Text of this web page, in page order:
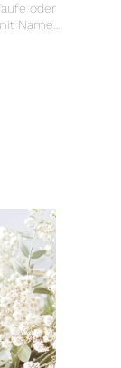
oder
Name